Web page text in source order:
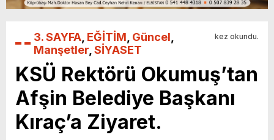
3. SAYFA EĞİTİM Güncel
Manşetler SİYASET
kez okundu.
KSÜ Rektörü Okumuş’tan
Afşin Belediye Başkanı
Kıraç’a Ziyaret.